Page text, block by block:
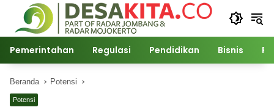
Langsung
konten
Pemerintahan Regulasi Pendidikan Bisnis
Beranda Potensi
Potensi